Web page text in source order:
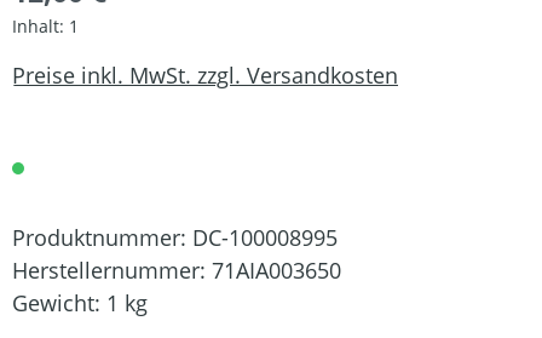
Inhalt: 1
Preise inkl. MwSt. zzgl. Versandkosten
Produktnummer: DC-100008995
Herstellernummer: 71AIA003650
Gewicht: 1 kg